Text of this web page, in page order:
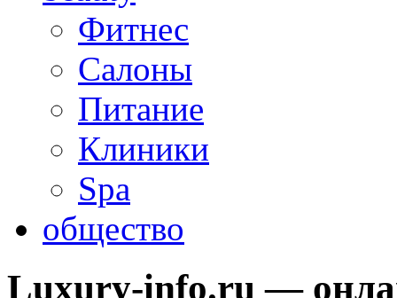
Фитнес
Салоны
Питание
Клиники
Spa
общество
Luxury-info.ru —